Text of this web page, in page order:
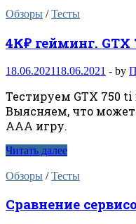
Обзоры /Тесты
4К₽ гейминг. GTX
18.06.202118.06.2021 - by
Тестируем GTX 750 ti
Выясняем, что может
ААА игру.
Читать далее
Обзоры /Тесты
Сравнение